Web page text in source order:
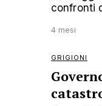
confronti
4 mesi
GRIGIONI